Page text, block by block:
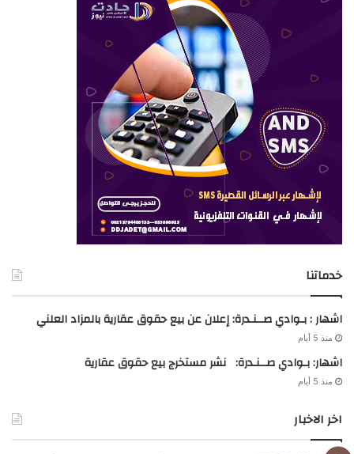
خدماتنا
اشهار : بـوادي صــنـدرة: إعلان عن بيع حقوق عقارية بالمزاد العلني
منذ 5 أيام
اشهار: بـوادي صــنـدرة: نشر مستخرج بيع حقوق عقارية
منذ 5 أيام
اخر الاخبار